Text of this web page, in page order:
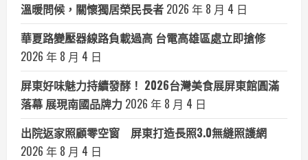
溫暖問候，關懷獨居榮民長者 2026 年 8 月 4 日
華夏路變壓器線路負載過高 台電高雄區處立即搶修
2026 年 8 月 4 日
屏東好味魅力持續發酵！ 2026台灣美食展屏東館圓滿
落幕 展現南國品牌力 2026 年 8 月 4 日
出院返家照顧零空窗 屏東打造長照3.0無縫照護網
2026 年 8 月 4 日